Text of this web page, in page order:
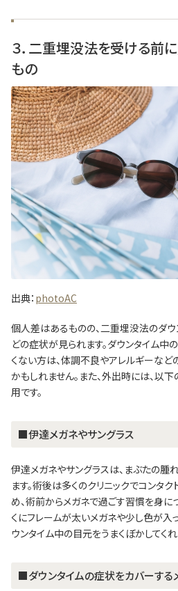
３．二重埋没法を受ける前
もの
出典： photoAC
個人差はあるものの、二重埋没法のダ
どの症状が見られます。ダウンタイム
くない方は、体調不良やアレルギーなど
かもしれません。また、外出時には、以
用です。
■伊達メガネやサングラス
伊達メガネやサングラスは、まぶたの
ます。術後は多くのクリニックでコンタ
め、術前からメガネで過ごす習慣を身に
くにフレームが太いメガネや少し色が入
ウンタイム中の目元をうまくぼかしてくれ
■ダウンタイムの症状をカバーする